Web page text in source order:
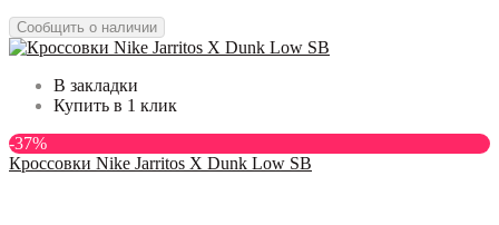
Сообщить о наличии
В закладки
Купить в 1 клик
-37%
Кроссовки Nike Jarritos X Dunk Low SB